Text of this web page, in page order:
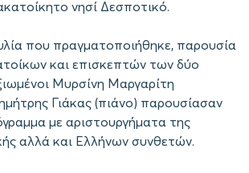
νησί Δεσποτικό.
που πραγματοποιήθηκε, παρουσία
και επισκεπτών των δύο
Μυρσίνη Μαργαρίτη
Γιάκας (πιάνο) παρουσίασαν
με αριστουργήματα της
αλλά και Ελλήνων συνθετών.